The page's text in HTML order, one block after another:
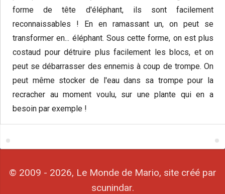
forme de tête d'éléphant, ils sont facilement
reconnaissables ! En en ramassant un, on peut se
transformer en... éléphant. Sous cette forme, on est plus
costaud pour détruire plus facilement les blocs, et on
peut se débarrasser des ennemis à coup de trompe. On
peut même stocker de l'eau dans sa trompe pour la
recracher au moment voulu, sur une plante qui en a
besoin par exemple !
© 2009 - 2026, Le Monde de Mario, site créé par
scunindar.